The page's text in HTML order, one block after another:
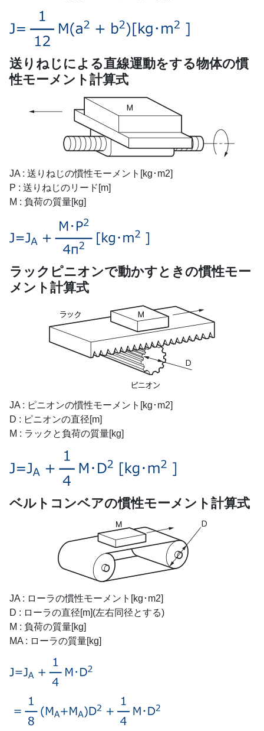
送りねじによる直線運動をする物体の慣
性モーメント計算式
JA : 送りねじの慣性モーメント[kg･m2]
P : 送りねじのリード[m]
M : 負荷の質量[kg]
ラックピニオンで動かすときの慣性モー
メント計算式
JA : ピニオンの慣性モーメント[kg･m2]
D : ピニオンの直径[m]
M : ラックと負荷の質量[kg]
ベルトコンベアの慣性モーメント計算式
JA : ローラの慣性モーメント[kg･m2]
D : ローラの直径[m](左右同径とする)
M : 負荷の質量[kg]
MA : ローラの質量[kg]